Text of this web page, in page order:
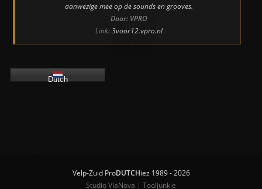
aanwezige mee op de sounds en grooves.
Door: VPRO
Link:3voor12.vpro.nl
Dutch
Velp-Zuid ProDUTCHiez 1989 - 2026
Studio ViaNova | Tooljunkie